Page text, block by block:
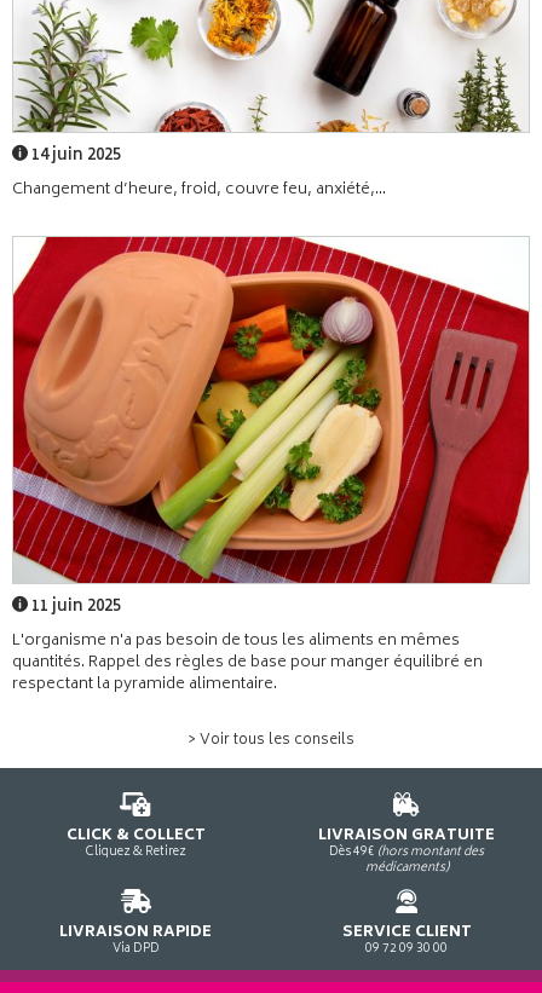
14 juin 2025
Changement d’heure, froid, couvre feu, anxiété,...
11 juin 2025
L'organisme n'a pas besoin de tous les aliments en mêmes
quantités. Rappel des règles de base pour manger équilibré en
respectant la pyramide alimentaire.
> Voir tous les conseils
CLICK & COLLECT
Cliquez & Retirez
LIVRAISON GRATUITE
Dès 49€ (hors montant des
médicaments)
LIVRAISON RAPIDE
Via DPD
SERVICE CLIENT
09 72 09 30 00